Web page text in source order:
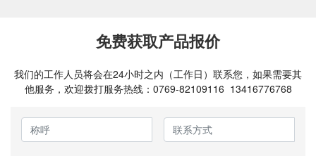
免费获取产品报价
我们的工作人员将会在24小时之内（工作日）联系您，如果需要其
他服务，欢迎拨打服务热线： 0769-82109116 13416776768